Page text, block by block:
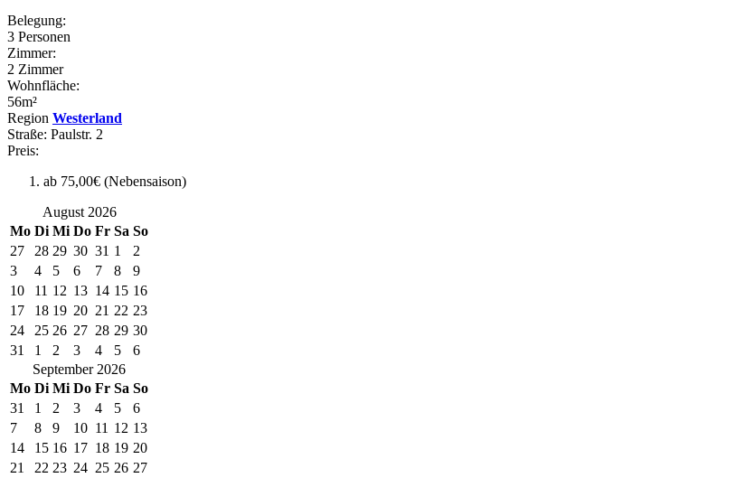
Belegung:
3 Personen
Zimmer:
2 Zimmer
Wohnfläche:
56m²
Region Westerland
Straße: Paulstr. 2
Preis:
ab 75,00€ (Nebensaison)
August 2026
Mo Di Mi Do Fr Sa So
27
28 29 30 31 1
2
3
4 5 6 7 8
9
10
11 12 13 14 15 16
17
18 19 20 21 22 23
24
25 26 27 28 29 30
31
1 2 3 4 5
6
September 2026
Mo Di Mi Do Fr Sa So
31
1 2 3 4 5
6
7
8 9 10 11 12 13
14
15 16 17 18 19 20
21
22 23 24 25 26 27